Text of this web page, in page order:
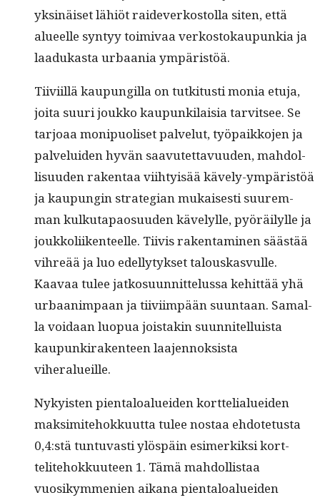
yksinäiset lähiöt raide­v­erkos­tol­la siten, että
alueelle syn­tyy toimi­vaa verkos­tokaupunkia ja
laadukas­ta urbaa­nia ympäristöä.
Tiivi­il­lä kaupungilla on tutk­i­tusti monia etu­ja,
joi­ta suuri joukko kaupunki­laisia tarvit­see. Se
tar­joaa monipuoliset palve­lut, työ­paikko­jen ja
palvelu­iden hyvän saavutet­tavu­u­den, mah­dol­
lisu­u­den rak­en­taa viihty­isää käve­ly-ympäristöä
ja kaupun­gin strate­gian mukaises­ti suurem­
man kulku­ta­pao­su­u­den käve­lylle, pyöräi­lylle ja
joukkoli­iken­teelle. Tiivis rak­en­t­a­mi­nen säästää
vihreää ja luo edel­ly­tyk­set talouskasvulle.
Kaavaa tulee jatko­su­un­nit­telus­sa kehit­tää yhä
urbaan­im­paan ja tiivi­im­pään suun­taan. Samal­
la voidaan luop­ua jois­takin suun­nitel­luista
kaupunki­rak­en­teen laa­jen­nok­sista
viheralueille.
Nyky­is­ten pien­taloaluei­den kort­telialuei­den
mak­simite­hokku­ut­ta tulee nos­taa ehdote­tus­ta
0,4:stä tun­tu­vasti ylöspäin esimerkik­si kort­
telite­hokku­u­teen 1. Tämä mah­dol­lis­taa
vuosikym­me­nien aikana pien­taloaluei­den